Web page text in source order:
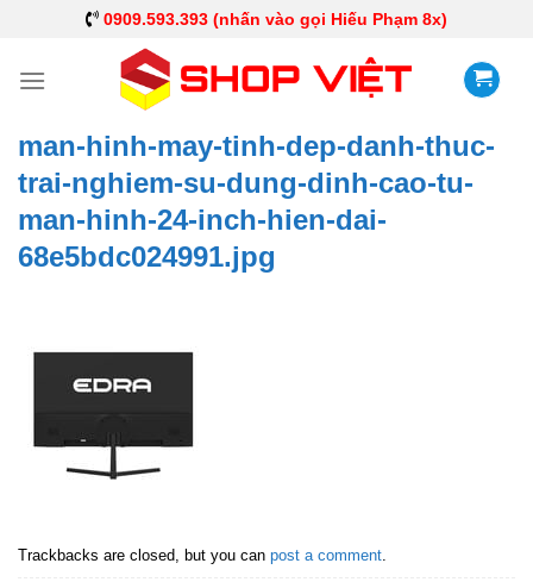
0909.593.393 (nhấn vào gọi Hiếu Phạm 8x)
man-hinh-may-tinh-dep-danh-thuc-
trai-nghiem-su-dung-dinh-cao-tu-
man-hinh-24-inch-hien-dai-
68e5bdc024991.jpg
Trackbacks are closed, but you can post a comment.